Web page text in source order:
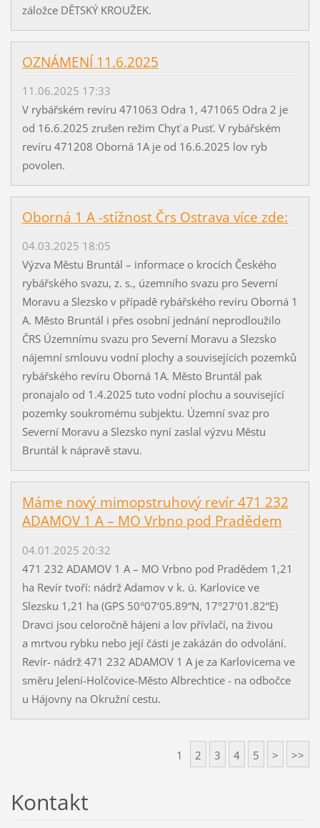
záložce DĚTSKÝ KROUŽEK.
OZNÁMENÍ 11.6.2025
11.06.2025 17:33
V rybářském revíru 471063 Odra 1, 471065 Odra 2 je
od 16.6.2025 zrušen režim Chyť a Pusť. V rybářském
revíru 471208 Oborná 1A je od 16.6.2025 lov ryb
povolen.
Oborná 1 A -stížnost Črs Ostrava více zde:
04.03.2025 18:05
Výzva Městu Bruntál – informace o krocích Českého
rybářského svazu, z. s., územního svazu pro Severní
Moravu a Slezsko v případě rybářského revíru Oborná 1
A. Město Bruntál i přes osobní jednání neprodloužilo
ČRS Územnímu svazu pro Severní Moravu a Slezsko
nájemní smlouvu vodní plochy a souvisejících pozemků
rybářského revíru Oborná 1A. Město Bruntál pak
pronajalo od 1.4.2025 tuto vodní plochu a související
pozemky soukromému subjektu. Územní svaz pro
Severní Moravu a Slezsko nyní zaslal výzvu Městu
Bruntál k nápravě stavu.
Máme nový mimopstruhový revír 471 232
ADAMOV 1 A – MO Vrbno pod Pradědem
04.01.2025 20:32
471 232 ADAMOV 1 A – MO Vrbno pod Pradědem 1,21
ha Revír tvoří: nádrž Adamov v k. ú. Karlovice ve
Slezsku 1,21 ha (GPS 50°07‘05.89“N, 17°27‘01.82“E)
Dravci jsou celoročně hájeni a lov přívlačí, na živou
a mrtvou rybku nebo její části je zakázán do odvolání.
Revír- nádrž 471 232 ADAMOV 1 A je za Karlovicema ve
směru Jelení-Holčovice-Město Albrechtice - na odbočce
u Hájovny na Okružní cestu.
1 2 3 4 5 > >>
Kontakt